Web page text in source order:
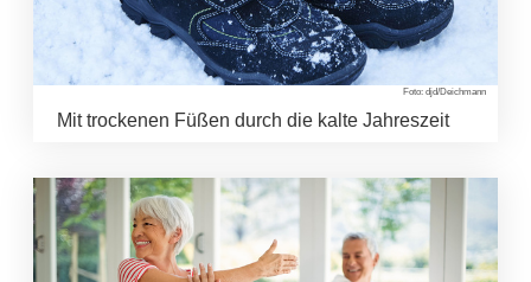
Foto: djd/Deichmann
Mit trockenen Füßen durch die kalte Jahreszeit